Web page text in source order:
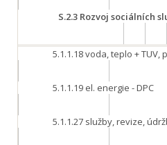
S.2.3Rozvoj sociálních
5.1.1.18voda, teplo + TUV,
5.1.1.19 el. energie - DPC
5.1.1.27 služby, revize,